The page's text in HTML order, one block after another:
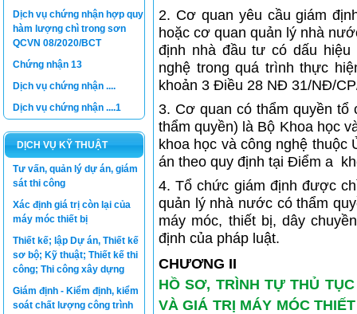
Dịch vụ chứng nhận hợp quy
hàm lượng chì trong sơn
QCVN 08/2020/BCT
Chứng nhận 13
Dịch vụ chứng nhận ....
Dịch vụ chứng nhận ....1
DỊCH VỤ KỸ THUẬT
Tư vấn, quản lý dự án, giám
sát thi công
Xác định giá trị còn lại của
máy móc thiết bị
Thiết kế; lập Dự án, Thiết kế
sơ bộ; Kỹ thuật; Thiết kế thi
công; Thi công xây dựng
Giám định - Kiểm định, kiểm
soát chất lượng công trình
2. Cơ quan yêu cầu giám
hoặc cơ quan quản lý nhà
định nhà đầu tư có dấu hiệu
nghệ trong quá trình thực
khoản 3 Điều 28 NĐ 31/NĐ/
3. Cơ quan có thẩm quyền tổ
thẩm quyền) là Bộ Khoa học
khoa học và công nghệ
án theo quy định tại Điểm a
4. Tổ chức giám định được
quản lý nhà nước có thẩm
máy móc, thiết bị, dây
định của pháp luật.
CHƯƠNG II
HỒ SƠ, TRÌNH TỰ THỦ
VÀ GIÁ TRỊ MÁY MÓC